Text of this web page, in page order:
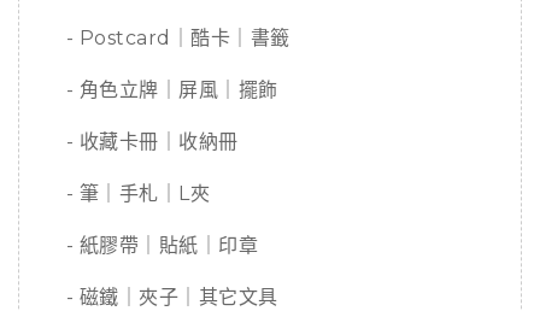
- Postcard｜酷卡｜書籤
- 角色立牌｜屏風｜擺飾
- 收藏卡冊｜收納冊
- 筆｜手札｜L夾
- 紙膠帶｜貼紙｜印章
- 磁鐵｜夾子｜其它文具